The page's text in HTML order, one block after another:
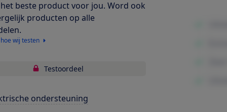
beste product voor jou. Word ook
producten op alle
wij testen
Testoordeel
ondersteuning